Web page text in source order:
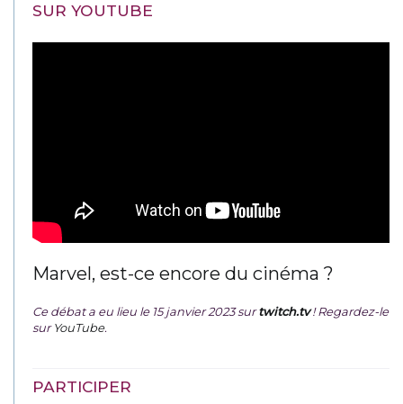
SUR YOUTUBE
Marvel, est-ce encore du cinéma ?
Ce débat a eu lieu le 15 janvier 2023 surtwitch.tv ! Regardez-le
surYouTube.
PARTICIPER